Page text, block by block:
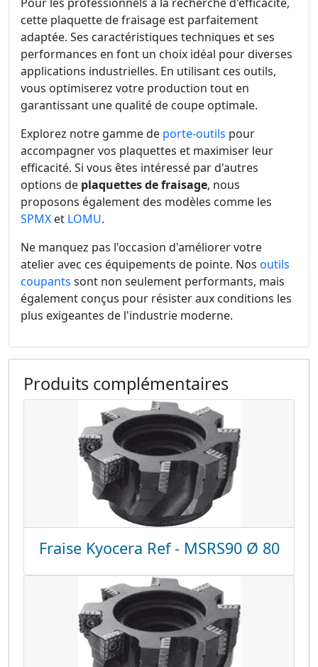
cette plaquette de fraisage est parfaitement
adaptée. Ses caractéristiques techniques et ses
performances en font un choix idéal pour diverses
applications industrielles. En utilisant ces outils,
vous optimiserez votre production tout en
garantissant une qualité de coupe optimale.
Explorez notre gamme de porte-outils pour
accompagner vos plaquettes et maximiser leur
efficacité. Si vous êtes intéressé par d'autres
options de plaquettes de fraisage, nous
proposons également des modèles comme les
SPMX et LOMU.
Ne manquez pas l'occasion d'améliorer votre
atelier avec ces équipements de pointe. Nos outils
coupants sont non seulement performants, mais
également conçus pour résister aux conditions les
plus exigeantes de l'industrie moderne.
Produits complémentaires
Fraise Kyocera Ref - MSRS90 Ø 80